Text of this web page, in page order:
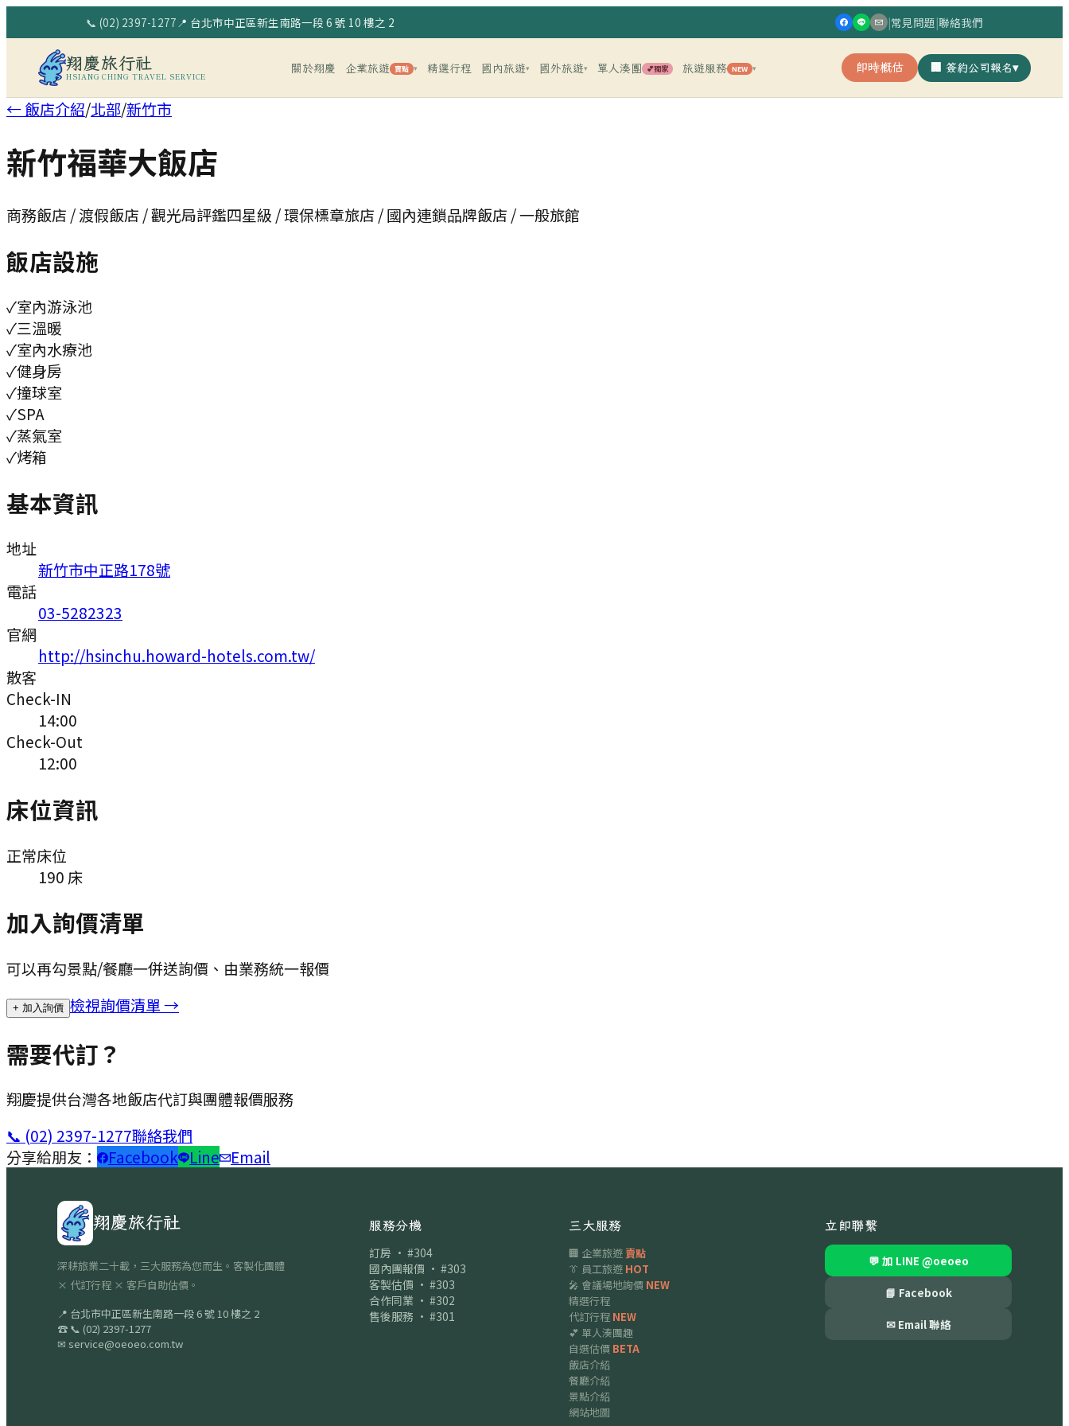
📞 (02) 2397-1277📍 台北市中正區新生南路一段 6 號 10 樓之 2 |常見問題|聯絡我們
翔慶旅行社
HSIANG CHING TRAVEL SERVICE
關於翔慶 企業旅遊 賣點 ▾ 精選行程 國內旅遊▾ 國外旅遊▾ 單人湊團 💕獨家 旅遊服務 NEW ▾ 即時概估 🏢 簽約公司報名▾
← 飯店介紹/北部/新竹市
新竹福華大飯店
商務飯店 / 渡假飯店 / 觀光局評鑑四星級 / 環保標章旅店 / 國內連鎖品牌飯店 / 一般旅館
飯店設施
✓室內游泳池
✓三溫暖
✓室內水療池
✓健身房
✓撞球室
✓SPA
✓蒸氣室
✓烤箱
基本資訊
地址
新竹市中正路178號
電話
03-5282323
官網
http://hsinchu.howard-hotels.com.tw/
散客
Check-IN
14:00
Check-Out
12:00
床位資訊
正常床位
190 床
加入詢價清單
可以再勾景點/餐廳一併送詢價、由業務統一報價
+ 加入詢價 檢視詢價清單 →
需要代訂？
翔慶提供台灣各地飯店代訂與團體報價服務
📞 (02) 2397-1277聯絡我們
分享給朋友：
Facebook Line Email
翔慶旅行社
深耕旅業二十載，三大服務為您而生。客製化團體
× 代訂行程 × 客戶自助估價。
📍 台北市中正區新生南路一段 6 號 10 樓之 2
☎ 📞 (02) 2397-1277
✉ service@oeoeo.com.tw
服務分機
訂房 · #304
國內團報價 · #303
客製估價 · #303
合作同業 · #302
售後服務 · #301
三大服務
🏢 企業旅遊賣點
👔 員工旅遊 HOT
🎤 會議場地詢價 NEW
精選行程
代訂行程 NEW
💕 單人湊團趣
自選估價 BETA
飯店介紹
餐廳介紹
景點介紹
網站地圖
立即聯繫
💬 加 LINE @oeoeo
📘 Facebook
✉ Email 聯絡